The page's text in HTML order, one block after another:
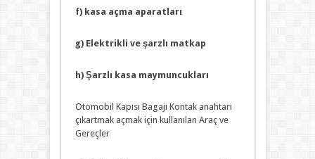
f) kasa açma aparatları
g) Elektrikli ve şarzlı matkap
h) Şarzlı kasa maymuncukları
Otomobil Kapısı Bagajı Kontak anahtarı
çıkartmak açmak için kullanılan Araç ve
Gereçler